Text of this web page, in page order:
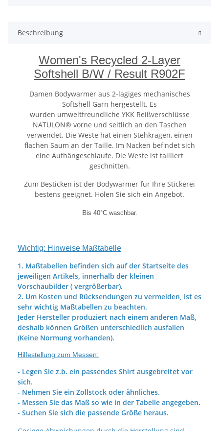
Beschreibung
Women's Recycled 2-Layer
Softshell B/W / Result R902F
Damen Bodywarmer aus 2-lagiges mechanisches
Softshell Garn hergestellt. Es
wurden umweltfreundliche YKK Reißverschlüsse
NATULON® vorne und seitlich an den Taschen
verwendet. Die Weste hat einen Stehkragen, einen
flachen Saum an der Taille. Im Nacken befindet sich
eine Aufhängeschlaufe. Die Weste ist tailliert
geschnitten.
Zum Besticken ist der Bodywarmer für Ihre Stickerei
bestens geeignet. Holen Sie sich ein Angebot.
Bis 40°C waschbar.
Wichtig: Hinweise Maßtabelle
1. Maßtabellen befinden sich auf der Startseite des
jeweiligen Artikels, innerhalb der kleinen
Vorschaubilder ( vergrößerbar).
2. Um Kosten und Rücksendungen zu vermeiden, ist es
sehr wichtig Maßtabellen zu beachten.
Jeder Hersteller produziert nach einem anderen Maß,
deshalb können Größen unterschiedlich ausfallen
(Keine Normung vorhanden).
Hilfestellung zum Messen:
- Legen Sie z.b. ein passendes Shirt ausgebreitet vor
sich.
- Nehmen Sie ein Zollstock oder ähnliches.
- Messen Sie das Maß so wie in der Tabelle angegeben.
- Suchen Sie sich die passende Größe heraus.